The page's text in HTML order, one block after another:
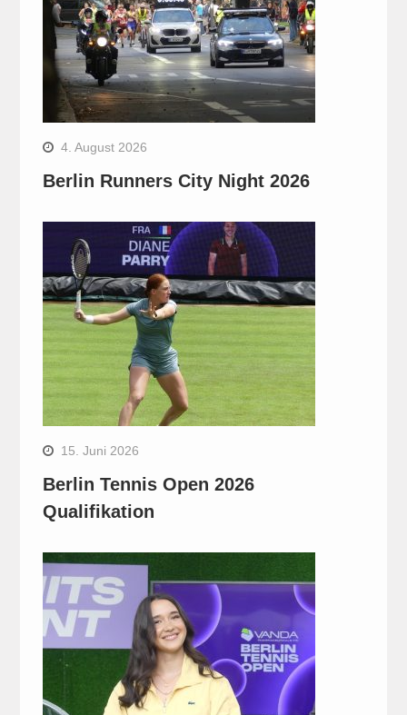
4. August 2026
Berlin Runners City Night 2026
15. Juni 2026
Berlin Tennis Open 2026
Qualifikation